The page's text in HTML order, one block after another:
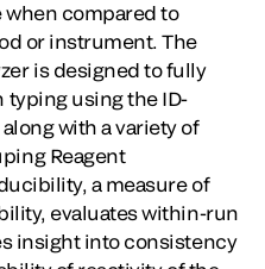
compared to
or instrument. The
is designed to fully
typing using the ID-
along with a variety of
Reagent
a measure of
evaluates within-run
insight into consistency